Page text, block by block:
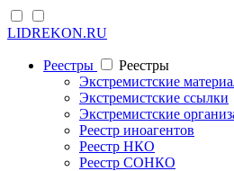
LIDREKON.RU
Реестры
Реестры
Экстремистские
Экстремистские ссылки
Экстремистские
Реестр иноагентов
Реестр НКО
Реестр СОНКО